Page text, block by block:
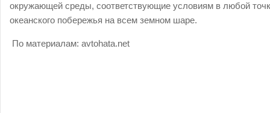
окружающей среды, соответствующие условиям в любой
океанского побережья на всем земном шаре.
По материалам: avtohata.net